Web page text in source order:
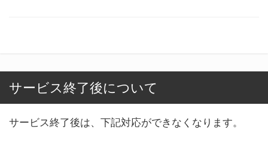
サービス終了後について
サービス終了後は、下記対応ができなくなります。